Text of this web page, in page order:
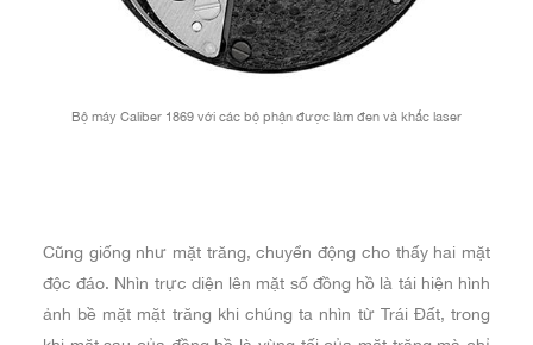
Bộ máy Caliber 1869 với các bộ phận được làm đen và khắc laser
Cũng giống như mặt trăng, chuyển động cho thấy hai mặt
độc đáo. Nhìn trực diện lên mặt số đồng hồ là tái hiện hình
ảnh bề mặt mặt trăng khi chúng ta nhìn từ Trái Đất, trong